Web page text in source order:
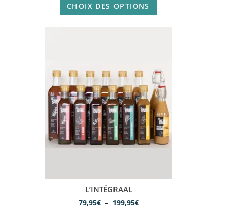
CHOIX DES OPTIONS
L’INTÉGRAAL
79,95€ – 199,95€